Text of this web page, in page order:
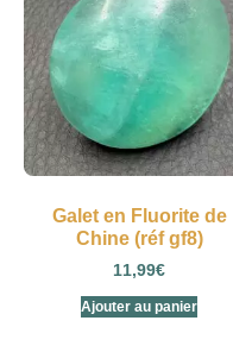
Galet en Fluorite de
Chine (réf gf8)
11,99€
Ajouter au panier